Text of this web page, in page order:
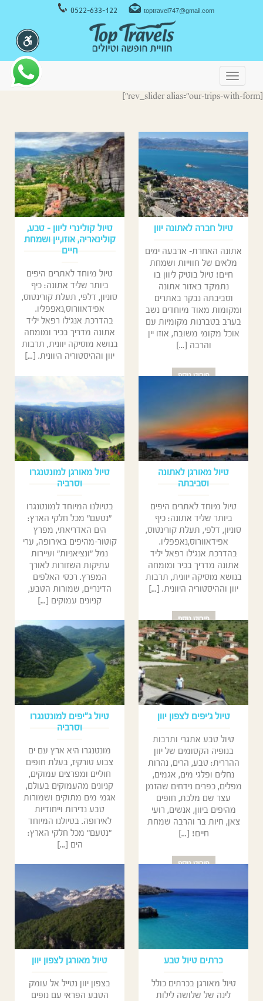
0522-633-122 toptravel747@gmail.com
Toggle
navigation
[rev_slider alias="our-trips-with-form"]
טיול חברה לאתונה יוון
אתונה האחרת- ארבעה ימים
מלאים של חווייות ושמחת
חיים! טיול בוטיק ליוון בו
נתמקד באזור אתונה
וסביבתה נבקר באתרים
ומקומות מאוד מיוחדים נשב
בערב בטברנות מקומיות עם
אוכל מקומי משובח, אוזו יין
והרבה [...]
פירוט נוסף
טיול קולינרי ליוון – טבע,
קולינאריה, אוזו,יין ושמחת
חיים
טיול מיוחד לאתרים היפים
ביותר שליד אתונה: כיף
סוניון, דלפי, תעלת קורינטוס,
אפידאוורוס,נאפפליו.
בהדרכת אנג'לו רפאל יליד
אתונה מדריך בכיר ומומחה
בנושא מוסיקה יוונית, תרבות
יוון וההיסטוריה היוונית. [...]
טיול מאורגן לאתונה
וסביבתה
טיול מיוחד לאתרים היפים
ביותר שליד אתונה: כיף
סוניון, דלפי, תעלת קורינטוס,
אפידאוורוס,נאפפליו.
בהדרכת אנג'לו רפאל יליד
אתונה מדריך בכיר ומומחה
בנושא מוסיקה יוונית, תרבות
יוון וההיסטוריה היוונית. [...]
פירוט נוסף
טיול מאורגן למונטנגרו
וסרביה
בטיולנו המיוחד למונטנגרו
"נטעם" מכל חלקי הארץ:
הים האדריאתי, מפרץ
קוטור-מהיפים באירופה, ערי
נמל "ונציאניות" ועיירות
עתיקות השזורות לאורך
המפרץ. רכסי האלפים
הדינריים, שמורות הטבע,
קניונים עמוקים [...]
פירוט נוסף
טיול ג׳יפים לצפון יוון
טיול טבע אתגרי ותרבות
בנופיה הקסומים של יוון
ההררית: טבע, הרים, נהרות
נחלים ופלגי מים, אגמים,
מפלים, כפרים נידחים שהזמן
עצר שם מלכת, חופים
מהיפים ביוון, אנשים, רועי
צאן, חיות בר והרבה שמחת
חיים! [...]
פירוט נוסף
טיול ג"יפים למונטנגרו
וסרביה
מונטנגרו היא ארץ עם ים
צבוע טורקיז, בעלת חופים
חוליים ומפרצים עמוקים,
קניונים מהעמוקים בעולם,
אגמי מים מתוקים ושמורות
טבע נדירות וייחודיות
לאירופה. בטיולנו המיוחד
"נטעם" מכל חלקי הארץ:
הים [...]
כרתים טיול טבע
טיול מאורגן בכרתים כולל
לינה של שלושה לילות
טיול מאורגן לצפון יוון
בצפון יוון נטייל אל עומק
הטבע הפראי עם נופים
ניווט במקלדת